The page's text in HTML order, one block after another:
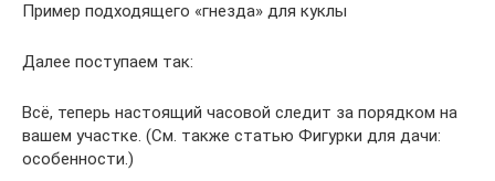
Пример подходящего «гнезда» для куклы
Далее поступаем так:
Всё, теперь настоящий часовой следит за порядком на
вашем участке. (См. также статью Фигурки для дачи:
особенности.)